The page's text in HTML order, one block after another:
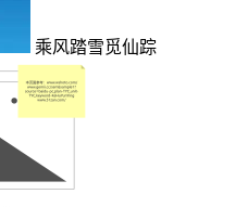
乘风踏雪觅仙踪